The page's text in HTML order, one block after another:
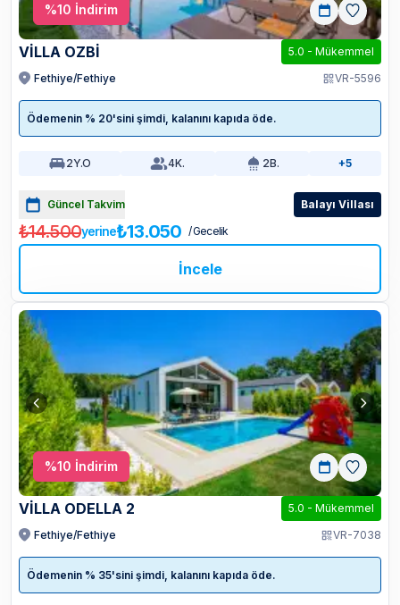
%10 İndirim
VİLLA OZBİ 5.0 - Mükemmel
Fethiye/Fethiye
VR-5596
Ödemenin % 20'sini şimdi, kalanını kapıda öde.
2Y.O 4K. 2B. +5
Güncel Takvim Balayı Villası
₺14.500yerine₺13.050 / Gecelik
İncele
%10 İndirim
VİLLA ODELLA 2 5.0 - Mükemmel
Fethiye/Fethiye
VR-7038
Ödemenin % 35'sini şimdi, kalanını kapıda öde.